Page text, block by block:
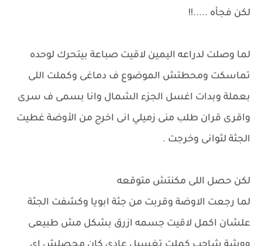
لكن فجأه .....!!
لما وصلت لدراعه اليمين لاقيت صباعة بيتحرك لوحده
تماسكت ومحطتش الموضوع ف دماغى وكملت اللى
بعملة وبدات اغسل الجزء الشمال وانا بسمى ف سرى
واقرى قران طلب منى زميلي انى اخرج من الأوضة غطيت
الجثة لثوانى وخرجت .
لكن حصل اللى مكنتش متوقعه
لما رجعت الاوضة وقربت من جثة ابويا وكشفت الجثة
علشان اكمل لاقيت جسمه ازرق بشكل مش طبيعى